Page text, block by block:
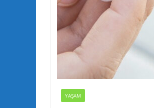
YAŞAM